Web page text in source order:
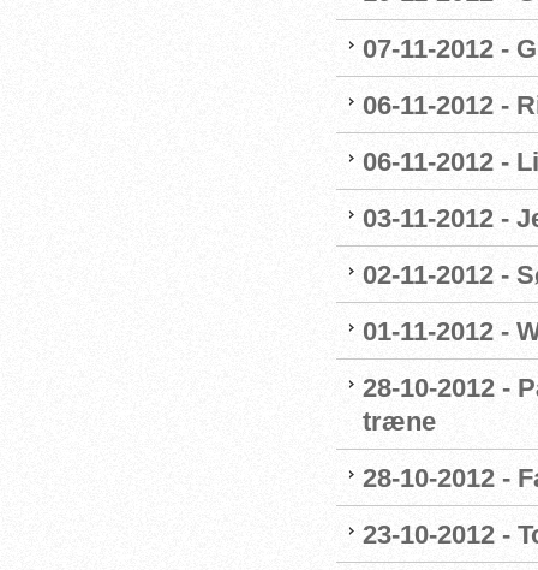
07-11-2012 -
06-11-2012 -
06-11-2012 -
03-11-2012 -
02-11-2012 -
01-11-2012 -
28-10-2012 -
træne
28-10-2012 -
23-10-2012 -